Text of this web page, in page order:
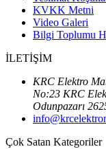
KVKK Metni
Video Galeri
Bilgi Toplumu
İLETİŞİM
KRC Elektro
No:23 KRC
Odunpazarı
Çok Satan Kategoriler